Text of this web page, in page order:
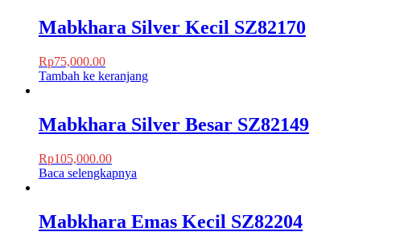
Mabkhara Silver Kecil SZ82170
Rp75,000.00
Tambah ke keranjang
Mabkhara Silver Besar SZ82149
Rp105,000.00
Baca selengkapnya
Mabkhara Emas Kecil SZ82204